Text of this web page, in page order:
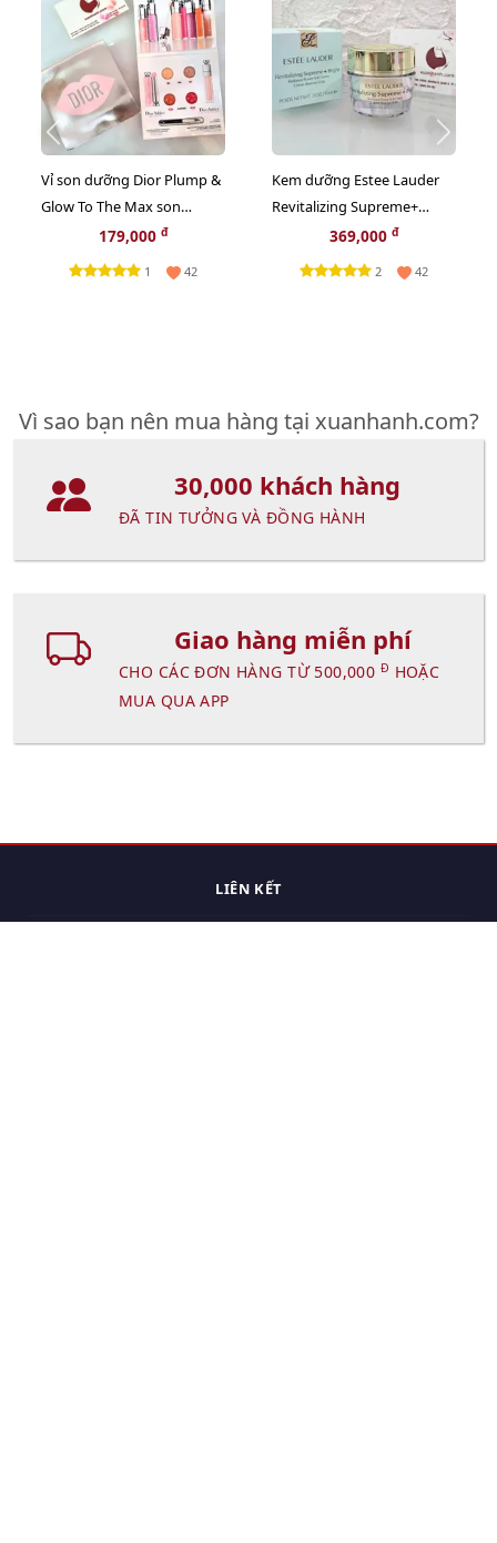
Vỉ son dưỡng Dior Plump &
Glow To The Max son
dưỡng ẩm tăng sắc cho
môi 2in1
179,000 đ
1 42
Kem dưỡng Estee Lauder
Revitalizing Supreme+
Bright trắng sáng da toàn
diện, 15ml
369,000 đ
2 42
Vì sao bạn nên mua hàng tại xuanhanh.com?
30,000 khách hàng
ĐÃ TIN TƯỞNG VÀ ĐỒNG HÀNH
Giao hàng miễn phí
CHO CÁC ĐƠN HÀNG TỪ 500,000 Đ HOẶC
MUA QUA APP
LIÊN KẾT